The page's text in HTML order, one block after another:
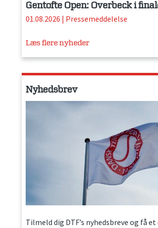
Gentofte Open: Overbeck i
01.08.2026 | Pressemeddelelse
Læs flere nyheder
Nyhedsbrev
Tilmeld dig DTF’s nyhedsbreve og få